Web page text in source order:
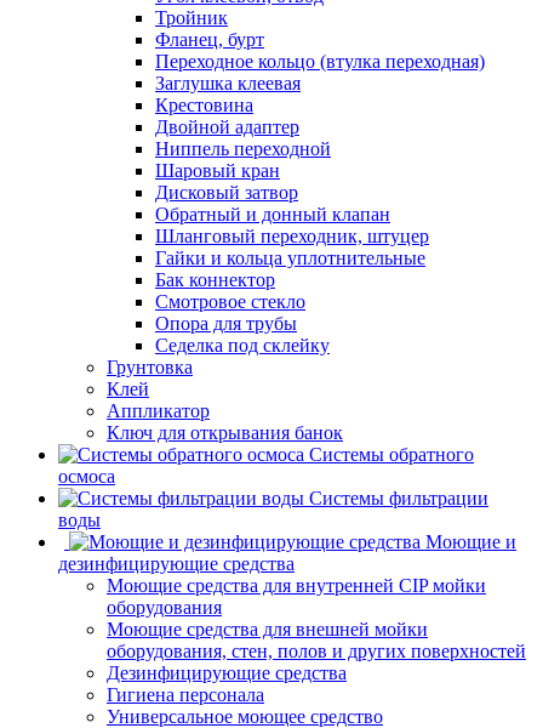
Тройник
Фланец, бурт
Переходное кольцо (втулка переходная)
Заглушка клеевая
Крестовина
Двойной адаптер
Ниппель переходной
Шаровый кран
Дисковый затвор
Обратный и донный клапан
Шланговый переходник, штуцер
Гайки и кольца уплотнительные
Бак коннектор
Смотровое стекло
Опора для трубы
Седелка под склейку
Грунтовка
Клей
Аппликатор
Ключ для открывания банок
Системы обратного
осмоса
Системы фильтрации
воды
Моющие и
дезинфицирующие средства
Моющие средства для внутренней CIP мойки
оборудования
Моющие средства для внешней мойки
оборудования, стен, полов и других поверхностей
Дезинфицирующие средства
Гигиена персонала
Универсальное моющее средство